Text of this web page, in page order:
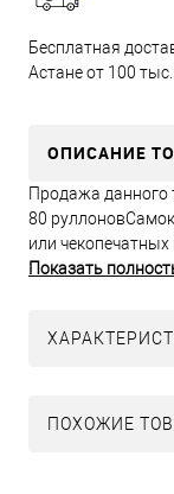
Бесплатная
Астане от 100 тыс.
ОПИСАНИЕ
Продажа данного
80
или чекопечатных
Показать
ПОХОЖИЕ